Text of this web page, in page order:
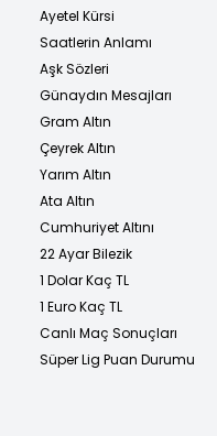
Ayetel Kürsi
Saatlerin Anlamı
Aşk Sözleri
Günaydın Mesajları
Gram Altın
Çeyrek Altın
Yarım Altın
Ata Altın
Cumhuriyet Altını
22 Ayar Bilezik
1 Dolar Kaç TL
1 Euro Kaç TL
Canlı Maç Sonuçları
Süper Lig Puan Durumu